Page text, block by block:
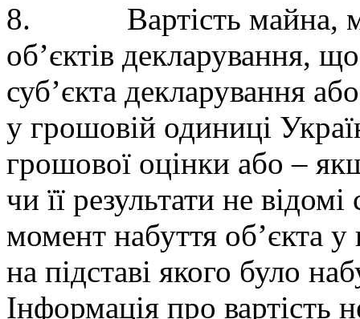
8. Вартість майна,
об’єктів декларування,
суб’єкта декларування
у грошовій одиниці
грошової оцінки або –
чи її результати не
момент набуття об’єкта у
на підставі якого було
Інформація про вартість